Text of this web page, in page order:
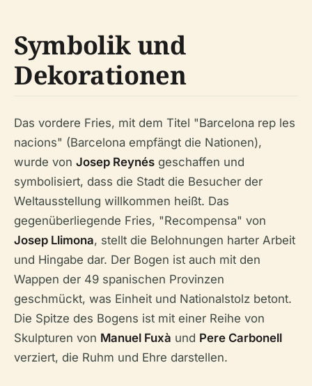
Symbolik und
Dekorationen
Das vordere Fries, mit dem Titel "Barcelona rep les
nacions" (Barcelona empfängt die Nationen),
wurde von Josep Reynés geschaffen und
symbolisiert, dass die Stadt die Besucher der
Weltausstellung willkommen heißt. Das
gegenüberliegende Fries, "Recompensa" von
Josep Llimona, stellt die Belohnungen harter Arbeit
und Hingabe dar. Der Bogen ist auch mit den
Wappen der 49 spanischen Provinzen
geschmückt, was Einheit und Nationalstolz betont.
Die Spitze des Bogens ist mit einer Reihe von
Skulpturen von Manuel Fuxà und Pere Carbonell
verziert, die Ruhm und Ehre darstellen.